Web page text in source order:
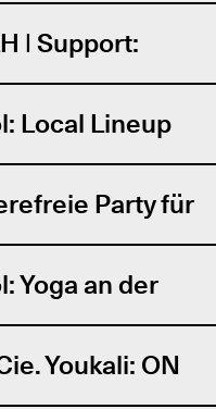
| Support:
Local Lineup
Party für
Yoga an der
Youkali: ON